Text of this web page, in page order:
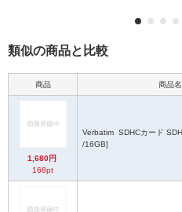
類似の商品と比較
商品 商品名
1,680円
168pt
Verbatim
/16GB]